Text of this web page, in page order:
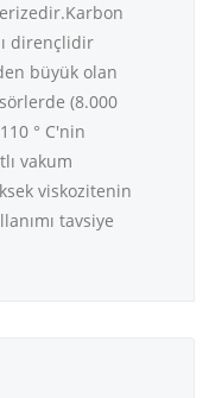
dirençlidir
büyük olan
(8.000
° C'nin
vakum
viskozitenin
tavsiye